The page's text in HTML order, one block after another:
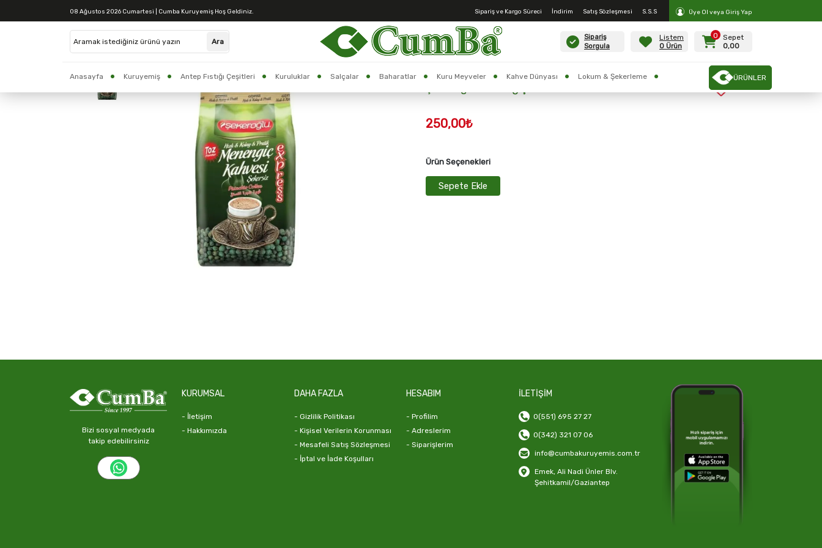
08 Ağustos 2026 Cumartesi | Cumba Kuruyemiş Hoş Geldiniz. S.S.S
Satış Sözleşmesi
İndirim
Sipariş ve Kargo Süreci Üye Ol veya Giriş Yap
Sipariş
Sorgula
Listem
0 Ürün
Sepet
0,00
0
Anasayfa Kuruyemiş Antep Fıstığı Çeşitleri Kuruluklar Salçalar Baharatlar Kuru Meyveler Kahve Dünyası Lokum & Şekerleme
CUMBA BAKLAVA Yöresel Ürünler
ÜRÜNLER
Anasayfa > Şekeroğlu Menengiç Kahvesi 1 KG
250,00₺
Ürün Seçenekleri
Sepete Ekle
Bizi sosyal medyada
takip edebilirsiniz
KURUMSAL
- İletişim
- Hakkımızda
DAHA FAZLA
- Gizlilik Politikası
- Kişisel Verilerin Korunması
- Mesafeli Satış Sözleşmesi
- İptal ve İade Koşulları
HESABIM
- Profilim
- Adreslerim
- Siparişlerim
İLETİŞİM
0(551) 695 27 27
0(342) 321 07 06
info@cumbakuruyemis.com.tr
Emek, Ali Nadi Ünler Blv.
Şehitkamil/Gaziantep